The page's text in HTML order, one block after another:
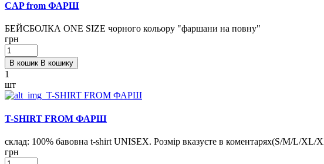
CAP from ФАРШ
БЕЙСБОЛКА ONE SIZE чорного кольору "фаршани на повну"
грн
В кошик В кошику
1
шт
T-SHIRT FROM ФАРШ
склад: 100% бавовна t-shirt UNISEX. Розмір вказуєте в коментарях(S/M/L/XL/
грн